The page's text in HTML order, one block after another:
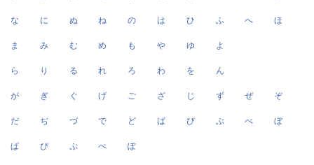
な に ぬ ね の は ひ ふ へ ほ
ま み む め も や ゆ よ
ら り る れ ろ わ を ん
が ぎ ぐ げ ご ざ じ ず ぜ ぞ
だ ぢ づ で ど ば び ぶ べ ぼ
ぱ ぴ ぷ ぺ ぽ